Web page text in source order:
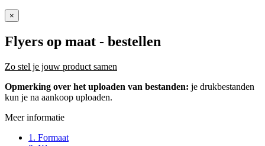
×
Flyers op maat - bestellen
Zo stel je jouw product samen
Opmerking over het uploaden van bestanden: je drukbestanden
kun je na aankoop uploaden.
Meer informatie
1. Formaat